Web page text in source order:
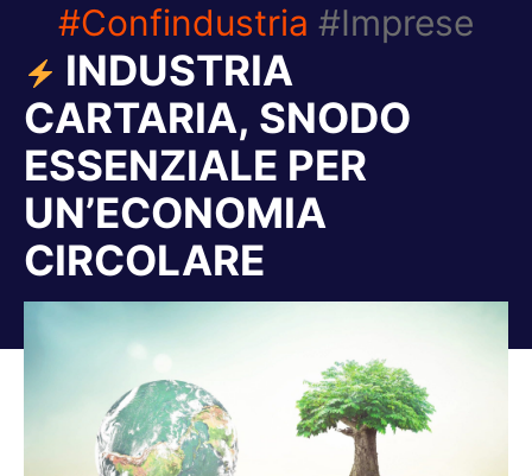
#Confindustria #Imprese
INDUSTRIA
CARTARIA, SNODO
ESSENZIALE PER
UN’ECONOMIA
CIRCOLARE